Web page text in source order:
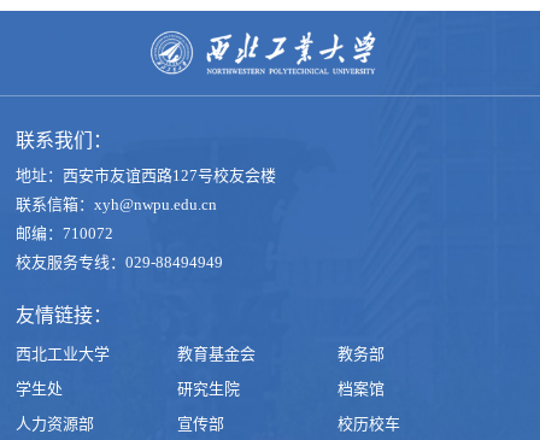
联系我们：
地址：西安市友谊西路127号校友会楼
联系信箱：xyh@nwpu.edu.cn
邮编：710072
校友服务专线：029-88494949
友情链接：
西北工业大学 教育基金会
教务部
学生处
研究生院
档案馆
人力资源部
宣传部 校历校车